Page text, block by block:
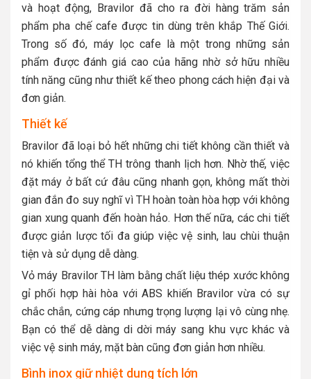
và hoạt động, Bravilor đã cho ra đời hàng trăm sản
phẩm pha chế cafe được tin dùng trên khắp Thế Giới.
Trong số đó, máy lọc cafe là một trong những sản
phẩm được đánh giá cao của hãng nhờ sở hữu nhiều
tính năng cũng như thiết kế theo phong cách hiện đại và
đơn giản.
Thiết kế
Bravilor đã loại bỏ hết những chi tiết không cần thiết và
nó khiến tổng thể TH trông thanh lịch hơn. Nhờ thế, việc
đặt máy ở bất cứ đâu cũng nhanh gọn, không mất thời
gian đắn đo suy nghĩ vì TH hoàn toàn hòa hợp với không
gian xung quanh đến hoàn hảo. Hơn thế nữa, các chi tiết
được giản lược tối đa giúp việc vệ sinh, lau chùi thuận
tiện và sử dụng dễ dàng.
Vỏ máy Bravilor TH làm bằng chất liệu thép xước không
gỉ phối hợp hài hòa với ABS khiến Bravilor vừa có sự
chắc chắn, cứng cáp nhưng trọng lượng lại vô cùng nhẹ.
Bạn có thể dễ dàng di dời máy sang khu vực khác và
việc vệ sinh máy, mặt bàn cũng đơn giản hơn nhiều.
Bình inox giữ nhiệt dung tích lớn